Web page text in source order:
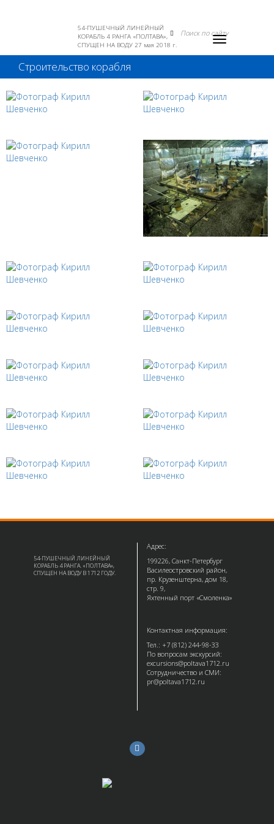
54-ПУШЕЧНЫЙ ЛИНЕЙНЫЙ
КОРАБЛЬ 4 РАНГА «ПОЛТАВА»,
СПУЩЕН НА ВОДУ 27 мая 2018 г.
Toggle
navigation
Строительство корабля
54-ПУШЕЧНЫЙ ЛИНЕЙНЫЙ
КОРАБЛЬ 4 РАНГА. «ПОЛТАВА»,
СПУЩЕН НА ВОДУ В 1712 ГОДУ.
Адрес:
199226, Санкт-Петербург
Василеостровский район,
пр. Крузенштерна, дом 18,
стр. 9,
Яхтенный порт «Смоленка»
Контактная информация:
Тел.: +7 (812) 244-98-33
По вопросам экскурсий:
excursions@poltava1712.ru
Сотрудничество и СМИ:
pr@poltava1712.ru